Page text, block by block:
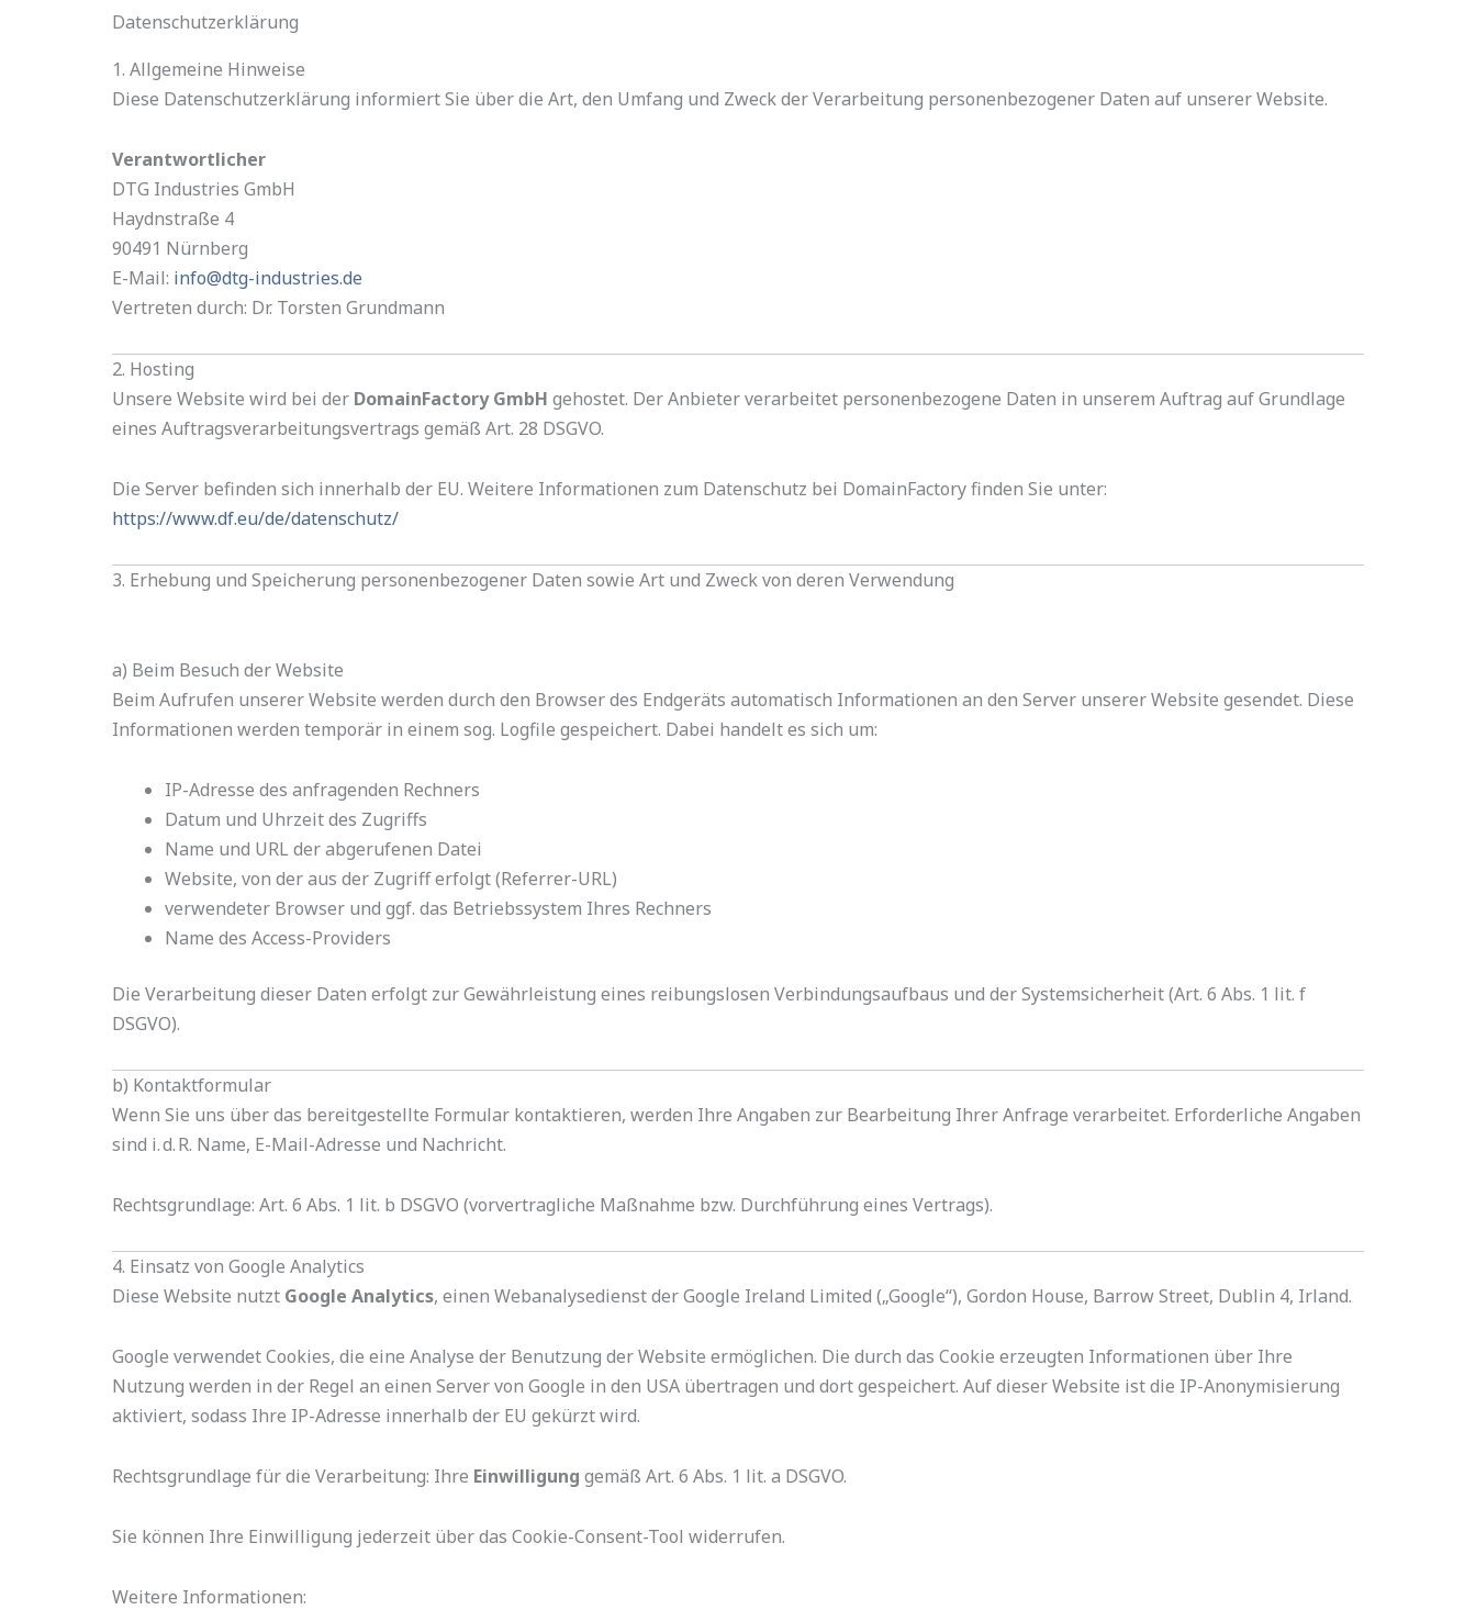
Datenschutzerklärung
1. Allgemeine Hinweise
Diese Datenschutzerklärung informiert Sie über die Art, den Umfang und Zweck der Verarbeitung personenbezogener Daten auf unserer Website.
Verantwortlicher
DTG Industries GmbH
Haydnstraße 4
90491 Nürnberg
E-Mail: info@dtg-industries.de
Vertreten durch: Dr. Torsten Grundmann
2. Hosting
Unsere Website wird bei der DomainFactory GmbH gehostet. Der Anbieter verarbeitet personenbezogene Daten in unserem Auftrag auf Grundlage
eines Auftragsverarbeitungsvertrags gemäß Art. 28 DSGVO.
Die Server befinden sich innerhalb der EU. Weitere Informationen zum Datenschutz bei DomainFactory finden Sie unter:
https://www.df.eu/de/datenschutz/
3. Erhebung und Speicherung personenbezogener Daten sowie Art und Zweck von deren Verwendung
a) Beim Besuch der Website
Beim Aufrufen unserer Website werden durch den Browser des Endgeräts automatisch Informationen an den Server unserer Website gesendet. Diese
Informationen werden temporär in einem sog. Logfile gespeichert. Dabei handelt es sich um:
IP-Adresse des anfragenden Rechners
Datum und Uhrzeit des Zugriffs
Name und URL der abgerufenen Datei
Website, von der aus der Zugriff erfolgt (Referrer-URL)
verwendeter Browser und ggf. das Betriebssystem Ihres Rechners
Name des Access-Providers
Die Verarbeitung dieser Daten erfolgt zur Gewährleistung eines reibungslosen Verbindungsaufbaus und der Systemsicherheit (Art. 6 Abs. 1 lit. f
DSGVO).
b) Kontaktformular
Wenn Sie uns über das bereitgestellte Formular kontaktieren, werden Ihre Angaben zur Bearbeitung Ihrer Anfrage verarbeitet. Erforderliche Angaben
sind i. d. R. Name, E-Mail-Adresse und Nachricht.
Rechtsgrundlage: Art. 6 Abs. 1 lit. b DSGVO (vorvertragliche Maßnahme bzw. Durchführung eines Vertrags).
4. Einsatz von Google Analytics
Diese Website nutzt Google Analytics, einen Webanalysedienst der Google Ireland Limited („Google“), Gordon House, Barrow Street, Dublin 4, Irland.
Google verwendet Cookies, die eine Analyse der Benutzung der Website ermöglichen. Die durch das Cookie erzeugten Informationen über Ihre
Nutzung werden in der Regel an einen Server von Google in den USA übertragen und dort gespeichert. Auf dieser Website ist die IP-Anonymisierung
aktiviert, sodass Ihre IP-Adresse innerhalb der EU gekürzt wird.
Rechtsgrundlage für die Verarbeitung: Ihre Einwilligung gemäß Art. 6 Abs. 1 lit. a DSGVO.
Sie können Ihre Einwilligung jederzeit über das Cookie-Consent-Tool widerrufen.
Weitere Informationen: